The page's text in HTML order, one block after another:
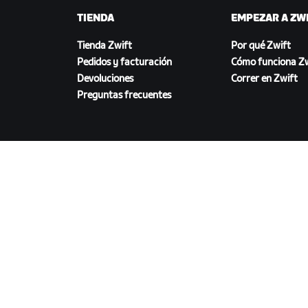
TIENDA
Tienda Zwift
Pedidos y facturación
Devoluciones
Preguntas frecuentes
EMPEZAR A
Por qué Zwift
Cómo funciona
Correr en Zwift